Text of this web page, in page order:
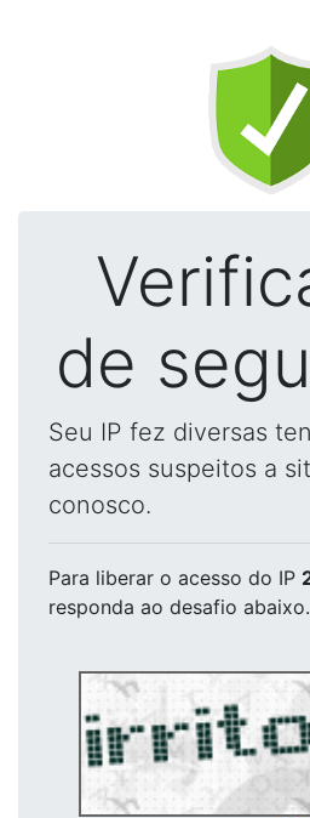
de
Seu IP fez diversas
acessos suspeitos a
conosco.
Para liberar o acesso do IP
responda ao desafio abaixo.